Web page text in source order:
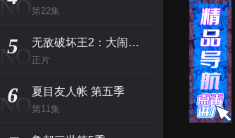
NO 第22集
NO
5 无敌破坏王2：大闹互联网
正片
NO
6 夏目友人帐 第五季
第11集